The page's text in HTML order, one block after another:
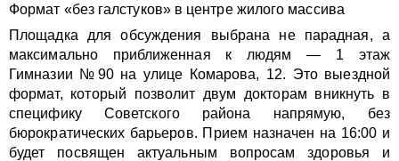
Формат «без галстуков» в центре жилого массива
Площадка для обсуждения выбрана не парадная, а
максимально приближенная к людям — 1 этаж
Гимназии №90 на улице Комарова, 12. Это выездной
формат, который позволит двум докторам вникнуть в
специфику Советского района напрямую, без
бюрократических барьеров. Прием назначен на 16:00 и
будет посвящен актуальным вопросам здоровья и